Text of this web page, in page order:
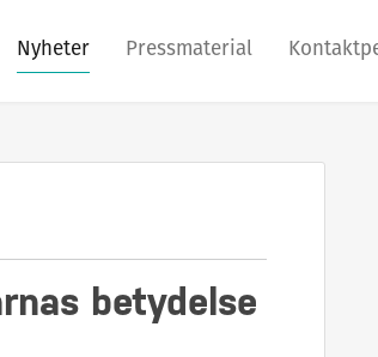
Nyheter Pressmaterial
betydelse